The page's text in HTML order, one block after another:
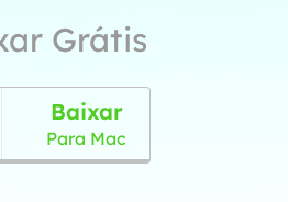
Grátis
Baixar
Para Mac